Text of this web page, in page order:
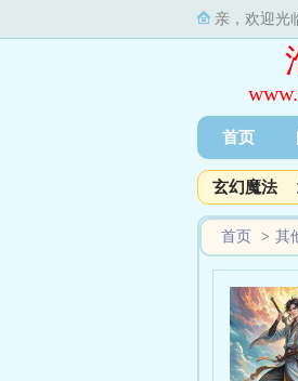
亲，欢迎光
首页
玄幻魔法
首页 > 其